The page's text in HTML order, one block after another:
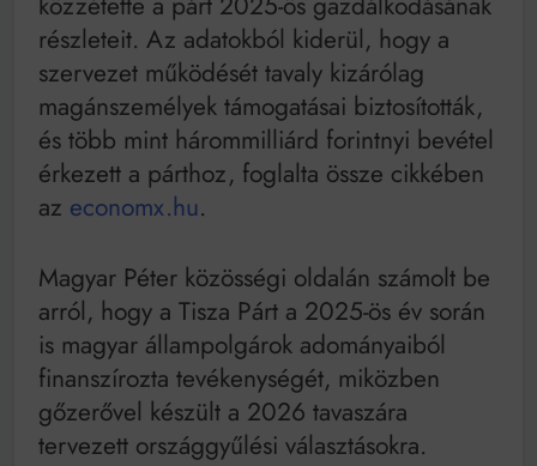
Mindenki a világot akarja uralni – de nem csak a 80-
as években
Bitumenes lapostetők: a bevált technológia akkor
működik, ha jól van felújítva
részleteit. Az adatokból kiderül, hogy a
szervezet működését tavaly kizárólag
magánszemélyek támogatásai biztosították,
és több mint hárommilliárd forintnyi bevétel
érkezett a párthoz, foglalta össze cikkében
az economx.hu.
Magyar Péter közösségi oldalán számolt be
arról, hogy a Tisza Párt a 2025-ös év során
is magyar állampolgárok adományaiból
finanszírozta tevékenységét, miközben
gőzerővel készült a 2026 tavaszára
tervezett országgyűlési választásokra.